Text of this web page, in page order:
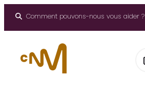
Comment pouvons-nous vous aider ?